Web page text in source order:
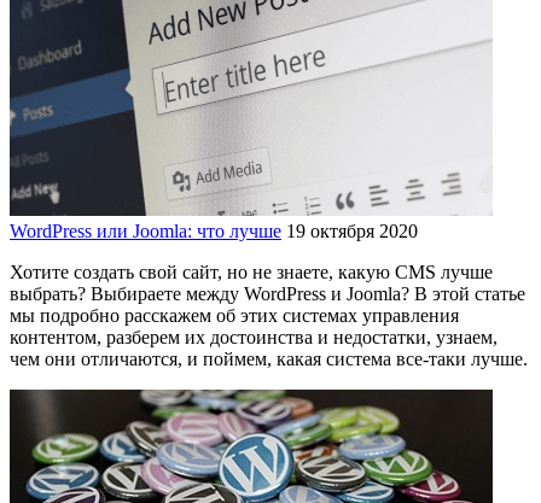
WordPress или Joomla: что лучше 19 октября 2020
Хотите создать свой сайт, но не знаете, какую CMS лучше
выбрать? Выбираете между WordPress и Joomla? В этой статье
мы подробно расскажем об этих системах управления
контентом, разберем их достоинства и недостатки, узнаем,
чем они отличаются, и поймем, какая система все-таки лучше.